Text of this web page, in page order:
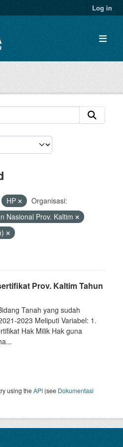
Log in
HP
Organisasi:
Nasional Prov. Kaltim
Prov. Kaltim Tahun
Tanah yang sudah
2023 Meliputi Variabel: 1.
Hak Milik Hak guna
using theAPI (see Dokumentasi